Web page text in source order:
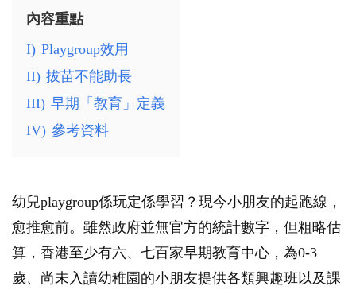
內容重點
I) Playgroup效用
II) 拔苗不能助長
III) 早期「教育」定義
IV) 參考資料
幼兒playgroup係玩定係學習？現今小朋友的起跑線，
愈推愈前。雖然政府並無官方的統計數字，但粗略估
算，香港至少有六、七百家早期教育中心，為0-3
歲、尚未入讀幼稚園的小朋友提供各類興趣班以及課